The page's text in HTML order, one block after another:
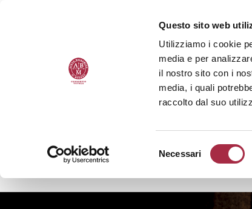
Questo sito web
Utilizziamo i cookie
media e per
il nostro sito con i
media, i quali
raccolto dal suo
Necessari